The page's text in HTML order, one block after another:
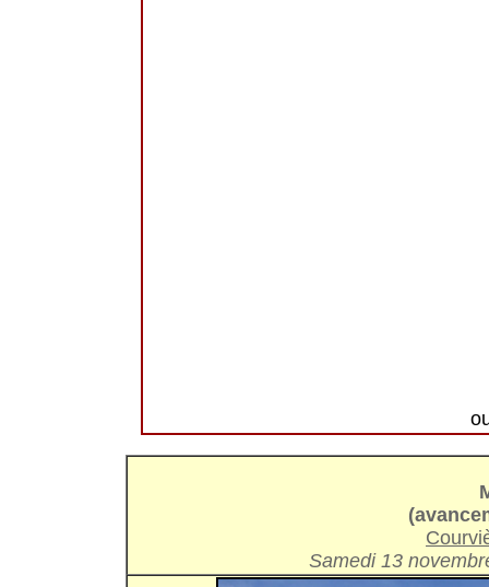
Samedi 13